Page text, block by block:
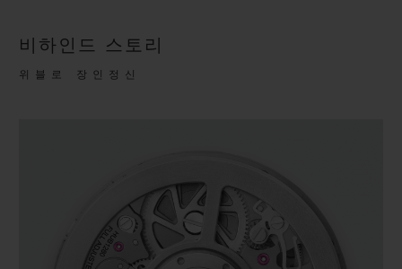
비하인드 스토리
위블로 장인정신